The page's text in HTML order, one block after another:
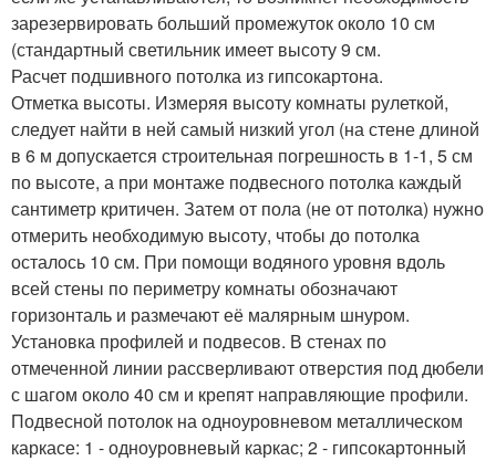
зарезервировать больший промежуток около 10 см
(стандартный светильник имеет высоту 9 см.
Расчет подшивного потолка из гипсокартона.
Отметка высоты. Измеряя высоту комнаты рулеткой,
следует найти в ней самый низкий угол (на стене длиной
в 6 м допускается строительная погрешность в 1-1, 5 см
по высоте, а при монтаже подвесного потолка каждый
сантиметр критичен. Затем от пола (не от потолка) нужно
отмерить необходимую высоту, чтобы до потолка
осталось 10 см. При помощи водяного уровня вдоль
всей стены по периметру комнаты обозначают
горизонталь и размечают её малярным шнуром.
Установка профилей и подвесов. В стенах по
отмеченной линии рассверливают отверстия под дюбели
с шагом около 40 см и крепят направляющие профили.
Подвесной потолок на одноуровневом металлическом
каркасе: 1 - одноуровневый каркас; 2 - гипсокартонный